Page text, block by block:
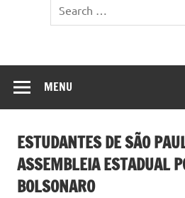
MENU
ESTUDANTES DE SÃO
ASSEMBLEIA ESTADUAL
BOLSONARO